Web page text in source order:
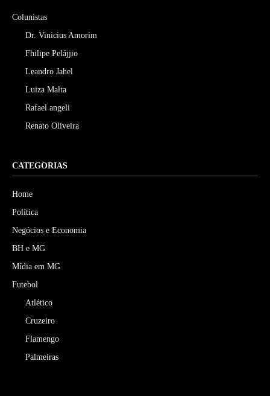
Colunistas
Dr. Vinicius Amorim
Fhilipe Pelájjio
Leandro Jahel
Luiza Malta
Rafael angeli
Renato Oliveira
CATEGORIAS
Home
Política
Negócios e Economia
BH e MG
Mídia em MG
Futebol
Atlético
Cruzeiro
Flamengo
Palmeiras